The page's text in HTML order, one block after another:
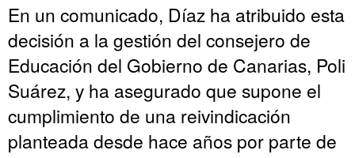
En un comunicado, Díaz ha atribuido esta
decisión a la gestión del consejero de
Educación del Gobierno de Canarias, Poli
Suárez, y ha asegurado que supone el
cumplimiento de una reivindicación
planteada desde hace años por parte de